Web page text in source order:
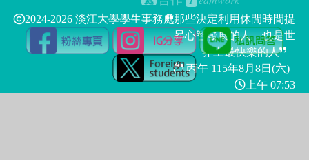
2024-2026 淡江大學學生事務處那些決定利用休閒時間提
昇心智發展的人，也是世
界上最快樂的人
丙午 115年8月8日(六)
上午 07:53